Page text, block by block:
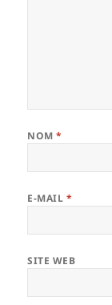
NOM*
E-MAIL *
SITE WEB